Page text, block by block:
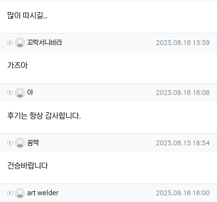
많이 따시길..
꼬락서니바라님의 댓글
꼬락서니바라 작성일
2025.08.16 13:59
가즈아
아님의 댓글
아 작성일
2025.08.16 16:08
후기는 항상 감사합니다.
꼼짝님의 댓글
꼼짝 작성일
2025.08.15 18:54
건승바랍니다
art welder님의 댓글
art welder 작성일
2025.08.16 16:00